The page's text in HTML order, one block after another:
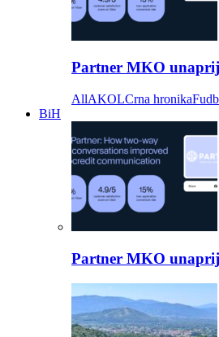
Partner MKO
AllAKOLCrna hronika
BiH
Partner MKO